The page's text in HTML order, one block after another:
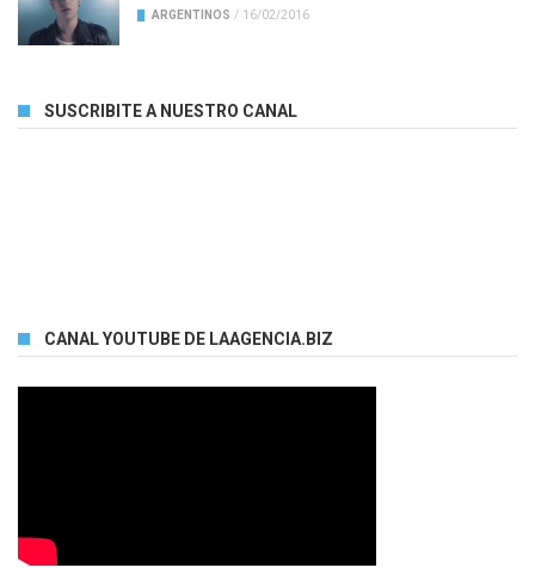
ARGENTINOS / 16/02/2016
SUSCRIBITE A NUESTRO CANAL
CANAL YOUTUBE DE LAAGENCIA.BIZ